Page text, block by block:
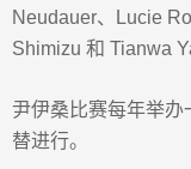
Neudauer、Lucie
Shimizu 和 Tianwa
尹伊桑比赛每年举办
替进行。